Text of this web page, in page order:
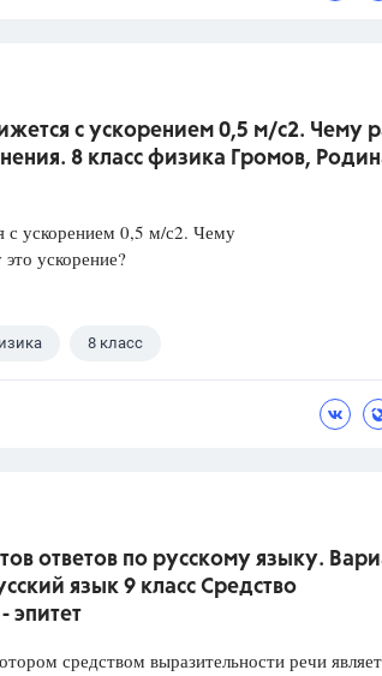
с ускорением 0,5 м/с2. Чему
8 класс физика Громов,
с ускорением 0,5 м/с2. Чему
ускорение?
8 класс
ответов по русскому языку.
язык 9 класс Средство
эпитет
средством выразительности речи